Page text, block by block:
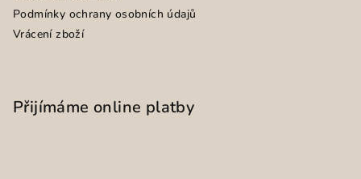
Podmínky ochrany osobních údajů
Vrácení zboží
Přijímáme online platby